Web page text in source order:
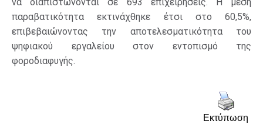
παραβατικότητα εκτινάχθηκε έτσι στο 60,5%,
επιβεβαιώνοντας την αποτελεσματικότητα του
ψηφιακού εργαλείου στον εντοπισμό της
φοροδιαφυγής.
Εκτύπωση